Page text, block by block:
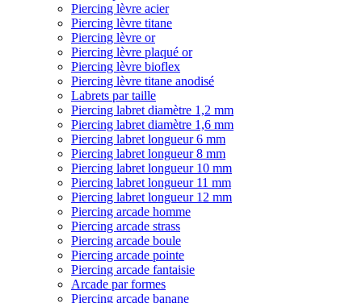
Piercing lèvre acier
Piercing lèvre titane
Piercing lèvre or
Piercing lèvre plaqué or
Piercing lèvre bioflex
Piercing lèvre titane anodisé
Labrets par taille
Piercing labret diamètre 1,2 mm
Piercing labret diamètre 1,6 mm
Piercing labret longueur 6 mm
Piercing labret longueur 8 mm
Piercing labret longueur 10 mm
Piercing labret longueur 11 mm
Piercing labret longueur 12 mm
Piercing arcade homme
Piercing arcade strass
Piercing arcade boule
Piercing arcade pointe
Piercing arcade fantaisie
Arcade par formes
Piercing arcade banane